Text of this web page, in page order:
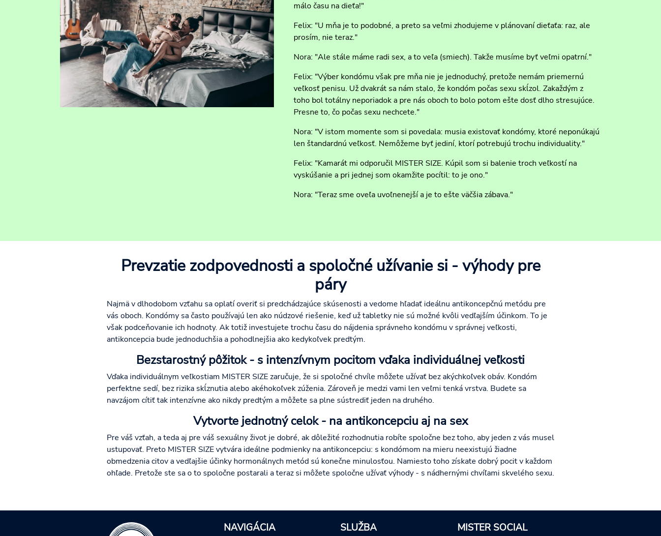
málo času na dieťa!"
Felix: "U mňa je to podobné, a preto sa veľmi zhodujeme v plánovaní dieťaťa: raz, ale
prosím, nie teraz."
Nora: "Ale stále máme radi sex, a to veľa (smiech). Takže musíme byť veľmi opatrní."
Felix: "Výber kondómu však pre mňa nie je jednoduchý, pretože nemám priemernú
veľkosť penisu. Už dvakrát sa nám stalo, že kondóm počas sexu skĺzol. Zakaždým z
toho bol totálny neporiadok a pre nás oboch to bolo potom ešte dosť dlho stresujúce.
Presne to, čo počas sexu nechcete."
Nora: "V istom momente som si povedala: musia existovať kondómy, ktoré neponúkajú
len štandardnú veľkosť. Nemôžeme byť jediní, ktorí potrebujú trochu individuality."
Felix: "Kamarát mi odporučil MISTER SIZE. Kúpil som si balenie troch veľkostí na
vyskúšanie a pri jednej som okamžite pocítil: to je ono."
Nora: "Teraz sme oveľa uvoľnenejší a je to ešte väčšia zábava."
Prevzatie zodpovednosti a spoločné užívanie si - výhody pre
páry
Najmä v dlhodobom vzťahu sa oplatí overiť si predchádzajúce skúsenosti a vedome hľadať ideálnu antikoncepčnú metódu pre
vás oboch. Kondómy sa často používajú len ako núdzové riešenie, keď už tabletky nie sú možné kvôli vedľajším účinkom. To je
však podceňovanie ich hodnoty. Ak totiž investujete trochu času do nájdenia správneho kondómu v správnej veľkosti,
antikoncepcia bude jednoduchšia a pohodlnejšia ako kedykoľvek predtým.
Bezstarostný pôžitok - s intenzívnym pocitom vďaka individuálnej veľkosti
Vďaka individuálnym veľkostiam MISTER SIZE zaručuje, že si spoločné chvíle môžete užívať bez akýchkoľvek obáv. Kondóm
perfektne sedí, bez rizika skĺznutia alebo akéhokoľvek zúženia. Zároveň je medzi vami len veľmi tenká vrstva. Budete sa
navzájom cítiť tak intenzívne ako nikdy predtým a môžete sa plne sústrediť jeden na druhého.
Vytvorte jednotný celok - na antikoncepciu aj na sex
Pre váš vzťah, a teda aj pre váš sexuálny život je dobré, ak dôležité rozhodnutia robíte spoločne bez toho, aby jeden z vás musel
ustupovať. Preto MISTER SIZE vytvára ideálne podmienky na antikoncepciu: s kondómom na mieru neexistujú žiadne
obmedzenia citov a vedľajšie účinky hormonálnych metód sú konečne minulosťou. Namiesto toho získate dobrý pocit v každom
ohľade. Pretože ste sa o to spoločne postarali a teraz si môžete spoločne užívať výhody - s nádhernými chvíľami skvelého sexu.
NAVIGÁCIA SLUŽBA MISTER SOCIAL